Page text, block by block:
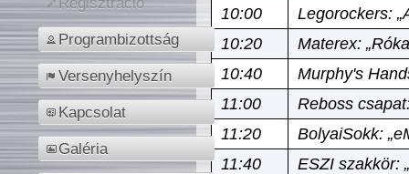
Programbizottság
Versenyhelyszín
Kapcsolat
Galéria
10:00
Legorockers:
10:20
Materex:
10:40
Murphy's
11:00
Reboss
11:20
BolyaiSokk:
11:40
ESZI szakkör: